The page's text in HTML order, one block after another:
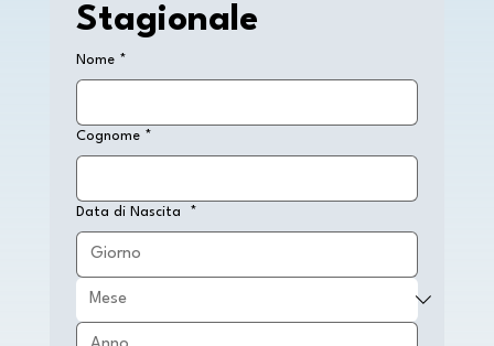
Stagionale
Nome *
Cognome *
Data di Nascita *